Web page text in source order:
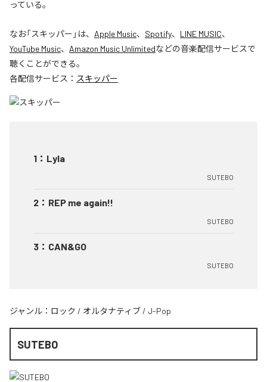
っている。
なお「スキッパー 」は、 Apple Music、 Spotify、 LINE MUSIC、
YouTube Music、 Amazon Music Unlimitedなどの音楽配信サービスで
聴くことができる。
各配信サービス： スキッパー
1 ： Lyla
SUTEBO
2 ： REP me again!!
SUTEBO
3 ： CAN&GO
SUTEBO
ジャンル： ロック / オルタナティブ / J-Pop
SUTEBO